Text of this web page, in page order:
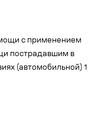
с применением
пострадавшим в
(автомобильной) 1